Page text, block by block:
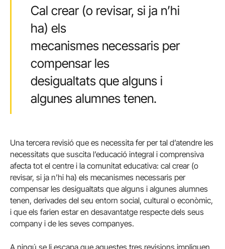
Cal crear (o revisar, si ja n’hi
ha) els
mecanismes necessaris per
compensar les
desigualtats que alguns i
algunes alumnes tenen.
Una tercera revisió que es necessita fer per tal d’atendre les
necessitats que suscita l’educació integral i comprensiva
afecta tot el centre i la comunitat educativa: cal crear (o
revisar, si ja n’hi ha) els mecanismes necessaris per
compensar les desigualtats que alguns i algunes alumnes
tenen, derivades del seu entorn social, cultural o econòmic,
i que els farien estar en desavantatge respecte dels seus
company i de les seves companyes.